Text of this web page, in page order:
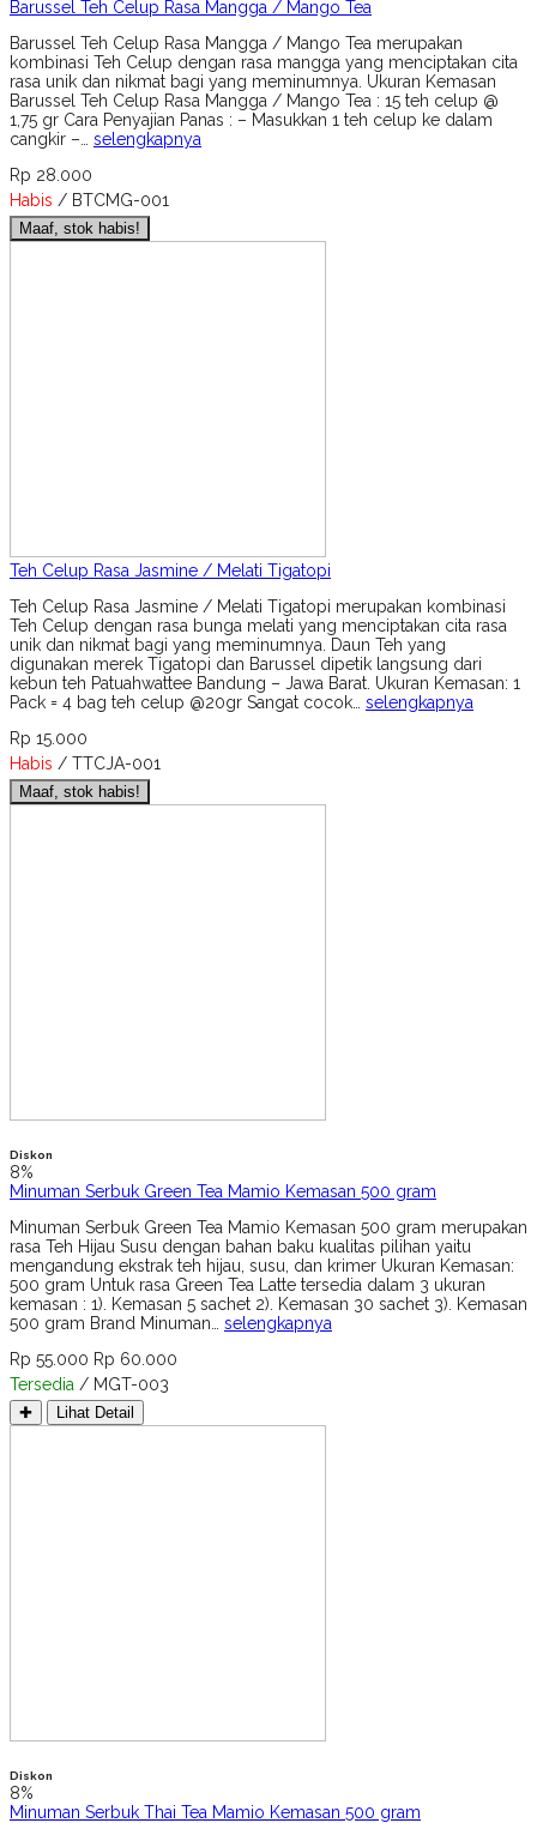
Barussel Teh Celup Rasa Mangga / Mango Tea
Barussel Teh Celup Rasa Mangga / Mango Tea merupakan
kombinasi Teh Celup dengan rasa mangga yang menciptakan cita
rasa unik dan nikmat bagi yang meminumnya. Ukuran Kemasan
Barussel Teh Celup Rasa Mangga / Mango Tea : 15 teh celup @
1,75 gr Cara Penyajian Panas : – Masukkan 1 teh celup ke dalam
cangkir –… selengkapnya
Rp 28.000
Habis / BTCMG-001
Maaf, stok habis!
Teh Celup Rasa Jasmine / Melati Tigatopi
Teh Celup Rasa Jasmine / Melati Tigatopi merupakan kombinasi
Teh Celup dengan rasa bunga melati yang menciptakan cita rasa
unik dan nikmat bagi yang meminumnya. Daun Teh yang
digunakan merek Tigatopi dan Barussel dipetik langsung dari
kebun teh Patuahwattee Bandung – Jawa Barat. Ukuran Kemasan: 1
Pack = 4 bag teh celup @20gr Sangat cocok… selengkapnya
Rp 15.000
Habis / TTCJA-001
Maaf, stok habis!
Diskon
8%
Minuman Serbuk Green Tea Mamio Kemasan 500 gram
Minuman Serbuk Green Tea Mamio Kemasan 500 gram merupakan
rasa Teh Hijau Susu dengan bahan baku kualitas pilihan yaitu
mengandung ekstrak teh hijau, susu, dan krimer Ukuran Kemasan:
500 gram Untuk rasa Green Tea Latte tersedia dalam 3 ukuran
kemasan : 1). Kemasan 5 sachet 2). Kemasan 30 sachet 3). Kemasan
500 gram Brand Minuman… selengkapnya
Rp 55.000 Rp 60.000
Tersedia / MGT-003
✚ Lihat Detail
Diskon
8%
Minuman Serbuk Thai Tea Mamio Kemasan 500 gram